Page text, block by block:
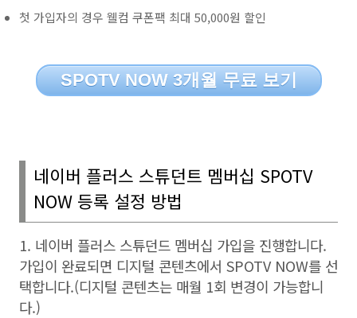
첫 가입자의 경우 웰컴 쿠폰팩 최대 50,000원 할인
SPOTV NOW 3개월 무료 보기
네이버 플러스 스튜던트 멤버십 SPOTV
NOW 등록 설정 방법
1. 네이버 플러스 스튜던드 멤버십 가입을 진행합니다.
가입이 완료되면 디지털 콘텐츠에서 SPOTV NOW를 선
택합니다.(디지털 콘텐츠는 매월 1회 변경이 가능합니
다.)